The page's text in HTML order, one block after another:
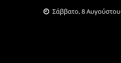
Σάββατο, 8 Αυγούστου